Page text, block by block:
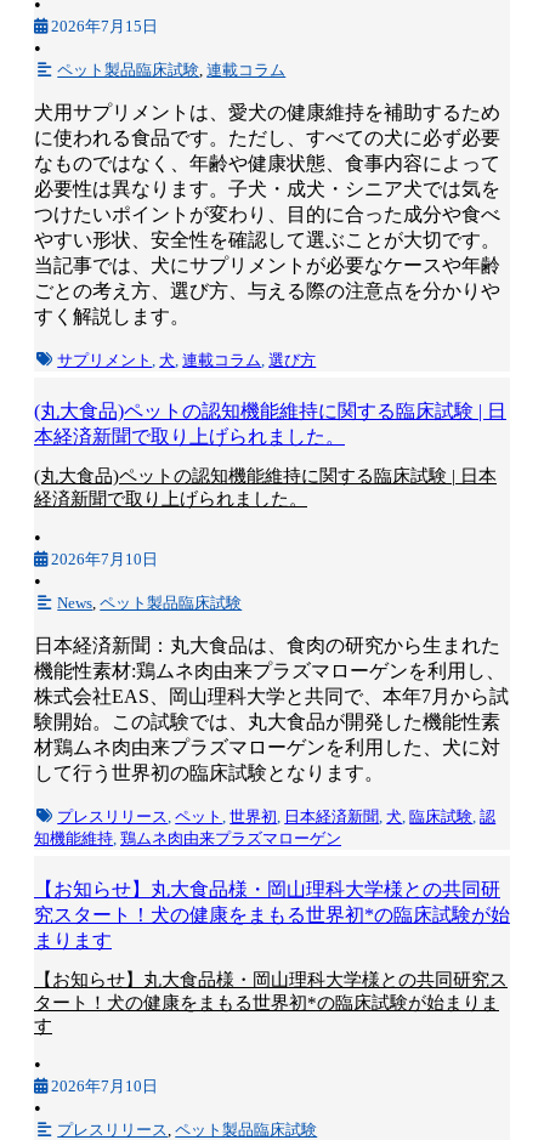
•
2026年7月15日
•
ペット製品臨床試験 ,連載コラム
犬用サプリメントは、愛犬の健康維持を補助するため
に使われる食品です。ただし、すべての犬に必ず必要
なものではなく、年齢や健康状態、食事内容によって
必要性は異なります。子犬・成犬・シニア犬では気を
つけたいポイントが変わり、目的に合った成分や食べ
やすい形状、安全性を確認して選ぶことが大切です。
当記事では、犬にサプリメントが必要なケースや年齢
ごとの考え方、選び方、与える際の注意点を分かりや
すく解説します。
サプリメント ,犬 ,連載コラム ,選び方
(丸大食品)ペットの認知機能維持に関する臨床試験 | 日
本経済新聞で取り上げられました。
(丸大食品)ペットの認知機能維持に関する臨床試験 | 日本
経済新聞で取り上げられました。
•
2026年7月10日
•
News ,ペット製品臨床試験
日本経済新聞：丸大食品は、食肉の研究から生まれた
機能性素材:鶏ムネ肉由来プラズマローゲンを利用し、
株式会社EAS、岡山理科大学と共同で、本年7月から試
験開始。この試験では、丸大食品が開発した機能性素
材鶏ムネ肉由来プラズマローゲンを利用した、犬に対
して行う世界初の臨床試験となります。
プレスリリース ,ペット ,世界初 日本経済新聞 ,犬 ,臨床試験 ,認
知機能維持 鶏ムネ肉由来プラズマローゲン
【お知らせ】丸大食品様・岡山理科大学様との共同研
究スタート！犬の健康をまもる世界初*の臨床試験が始
まります
【お知らせ】丸大食品様・岡山理科大学様との共同研究ス
タート！犬の健康をまもる世界初*の臨床試験が始まりま
す
•
2026年7月10日
•
プレスリリース ,ペット製品臨床試験